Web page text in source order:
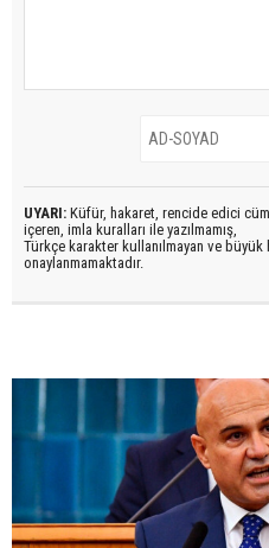
UYARI: Küfür, hakaret, rencide edici
içeren, imla kuralları ile yazılmamış,
Türkçe karakter kullanılmayan ve büyük
onaylanmamaktadır.